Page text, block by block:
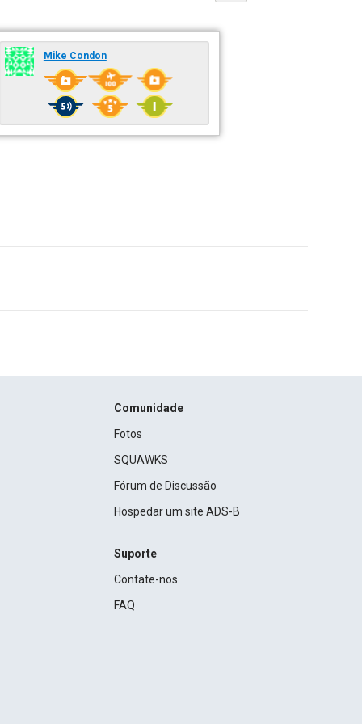
Mike Condon
Comunidade
Fotos
SQUAWKS
Fórum de Discussão
Hospedar um site ADS-B
Suporte
Contate-nos
FAQ